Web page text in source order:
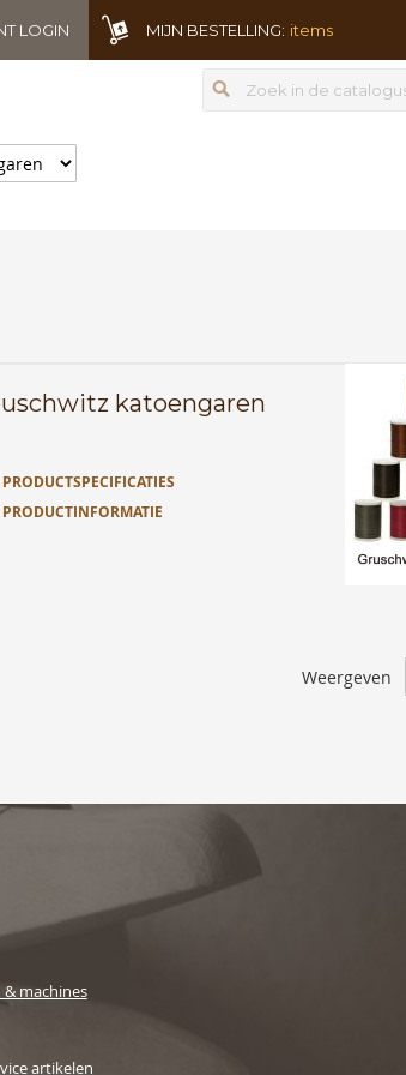
LOGIN MIJN BESTELLING: items
Zoeken
katoengaren
PRODUCTSPECIFICATIES
PRODUCTINFORMATIE
Weergeven
machines
artikelen